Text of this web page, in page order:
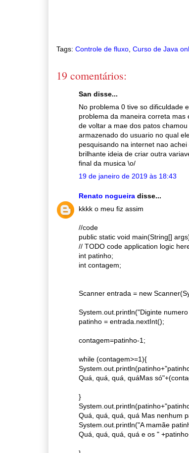
Tags: Controle de fluxo, Curso de Java
19 comentários:
San disse...
No problema 0 tive so dificuldade
problema da maneira correta
de voltar a mae dos patos
armazenado do usuario no qual
pesquisando na internet nao
brilhante ideia de criar outra
final da musica \o/
19 de janeiro de 2019 às 18:43
Renato nogueira disse...
kkkk o meu fiz assim
//code
public static void main(String[]
// TODO code application logic
int patinho;
int contagem;
Scanner entrada = new
System.out.println("Diginte
patinho = entrada.nextInt();
contagem=patinho-1;
while (contagem>=1){
Quá, quá, quá, quáMas
}
Quá, quá, quá, quá Mas nenhum
System.out.println("A mamãe
Quá, quá, quá, quá e os "